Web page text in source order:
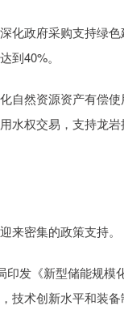
政府采购支持绿色
到40%。
然资源资产有偿使
水权交易，支持龙
密集的政策支持。
发《新型储能规模
技术创新水平和装